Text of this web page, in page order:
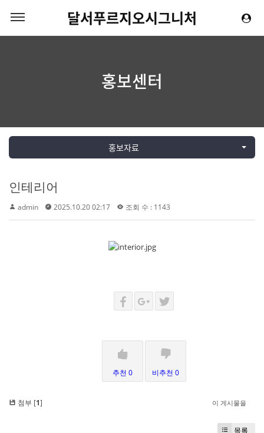
달서푸르지오시그니처
홍보센터
홍보자료
인테리어
admin 2025.10.20 02:17 조회 수 : 1143
추천 0 비추천 0
첨부 [1] 이 게시물을
목록